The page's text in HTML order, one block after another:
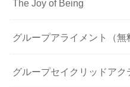
The Joy of Being
グループアライメント（無
グループセイクリッドアク